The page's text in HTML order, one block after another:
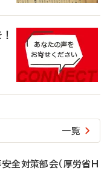
一覧
全対策部会（厚労省H